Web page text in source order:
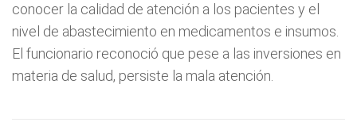
conocer la calidad de atención a los pacientes y el
nivel de abastecimiento en medicamentos e insumos.
El funcionario reconoció que pese a las inversiones en
materia de salud, persiste la mala atención.